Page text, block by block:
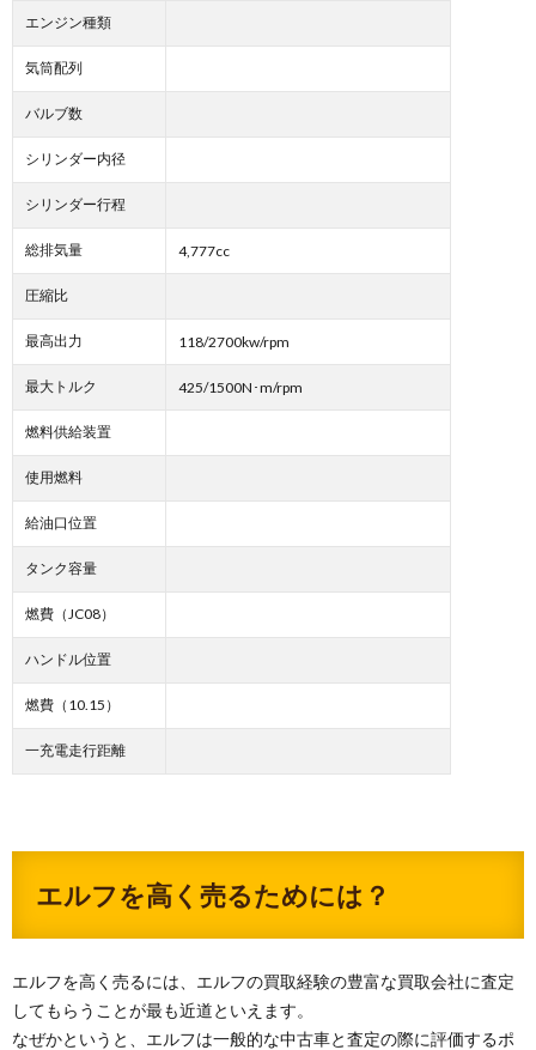
エンジン種類
気筒配列
バルブ数
シリンダー内径
シリンダー行程
総排気量 4,777cc
圧縮比
最高出力 118/2700kw/rpm
最大トルク 425/1500N･m/rpm
燃料供給装置
使用燃料
給油口位置
タンク容量
燃費（JC08）
ハンドル位置
燃費（10.15）
一充電走行距離
エルフを高く売るためには？
エルフを高く売るには、エルフの買取経験の豊富な買取会社に査定
してもらうことが最も近道といえます。
なぜかというと、エルフは一般的な中古車と査定の際に評価するポ